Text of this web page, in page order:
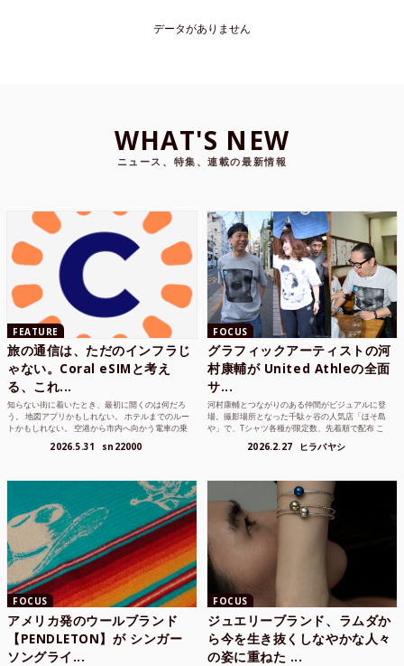
データがありません
WHAT'S NEW
ニュース、特集、連載の最新情報
FEATURE
旅の通信は、ただのインフラじ
ゃない。Coral eSIMと考え
る、これ...
知らない街に着いたとき、最初に開くのは何だろ
う。 地図アプリかもしれない。 ホテルまでのルー
トかもしれない。 空港から市内へ向かう電車の乗
2026.5.31 sn22000
FOCUS
グラフィックアーティストの河
村康輔が United Athleの全面
サ...
河村康輔とつながりのある仲間がビジュアルに登
場。撮影場所となった千駄ヶ谷の人気店「ほそ島
や」で、Tシャツ各種が限定数、先着順で配布 こ
2026.2.27 ヒラバヤシ
FOCUS
アメリカ発のウールブランド
【PENDLETON】が シンガー
ソングライ...
FOCUS
ジュエリーブランド、ラムダか
ら今を生き抜くしなやかな人々
の姿に重ねた ...